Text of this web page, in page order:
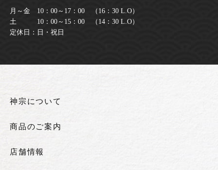
月～金 10：00～17：00 （16：30 L.O）
土 10：00～15：00 （14：30 L.O）
定休日：日・祝日
神宗について
商品のご案内
店舗情報